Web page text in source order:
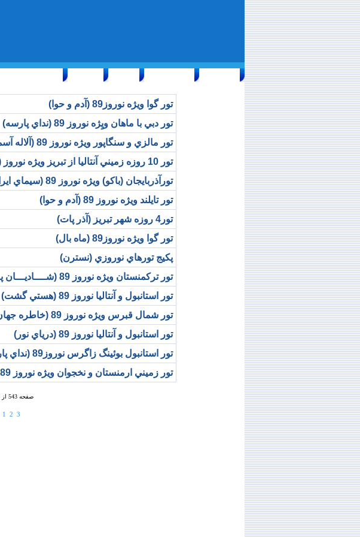
تور گوا ويژه نوروز89 (آدم و حوا)
تور دبي با ماهان ويِِژه نوروز 89 (نداي پارسه)
تور مالزي و سنگاپور ويژه نوروز 89 (آلاله آسمان آبي)
تور 10 روزه زميني آنتاليا از تبريز ويژه نوروز (آذر پات)
تورآذربايجان (باکو) ويژه نوروز 89 (سيماي ايران)
تور تايلند ويژه نوروز 89 (آدم و حوا)
تور4 روزه شهر تبريز (آذر پات)
تور گوا ويژه نوروز89 (ماه بال)
پکيج تورهاي نوروزي (نسترن)
تور ترکمنستان ويژه نوروز 89 (شــــاديـــان پــرواز)
تور استانبول و آنتاليا نوروز 89 (هستي گشت)
تور شمال قبرس ويژه نوروز 89 (خاطره جهان )
تور استانبول و آنتاليا نوروز 89 (درياي نور)
تور استانبول بوئينگ زاگرس نوروز89 (نداي پارسه)
تور زميني ارمنستان و نخجوان ويژه نوروز 89 (سيماي ايران)
صفحه 543 از 621
1 2 3